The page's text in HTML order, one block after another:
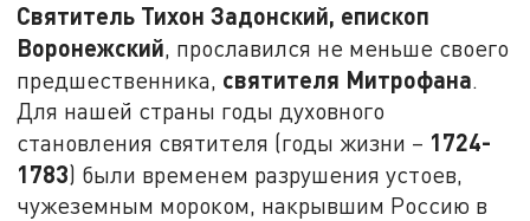
Святитель Тихон Задонский, епископ
Воронежский, прославился не меньше своего
предшественника, святителя Митрофана.
Для нашей страны годы духовного
становления святителя (годы жизни – 1724-
1783) были временем разрушения устоев,
чужеземным мороком, накрывшим Россию в